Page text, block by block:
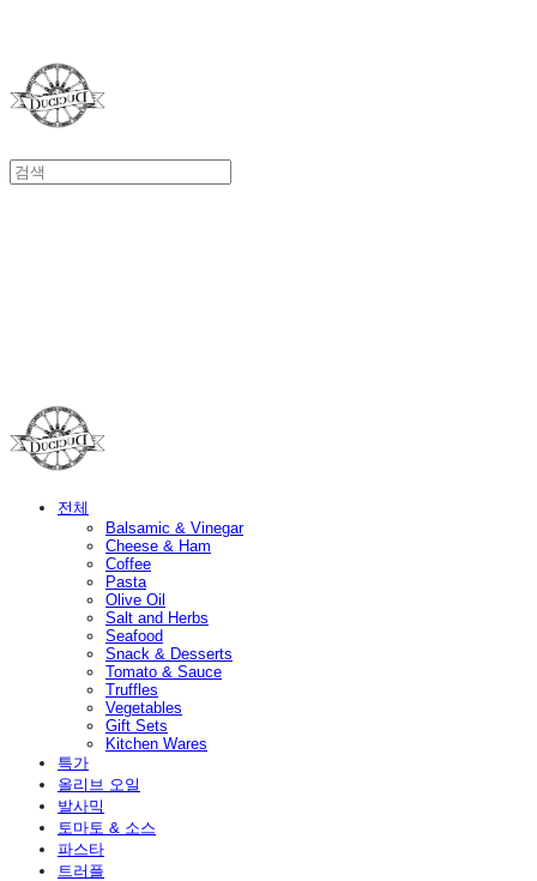
전체
Balsamic & Vinegar
Cheese & Ham
Coffee
Pasta
Olive Oil
Salt and Herbs
Seafood
Snack & Desserts
Tomato & Sauce
Truffles
Vegetables
Gift Sets
Kitchen Wares
특가
올리브 오일
발사믹
토마토 & 소스
파스타
트러플